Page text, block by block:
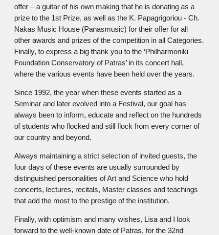
offer – a guitar of his own making that he is donating as a
prize to the 1st Prize, as well as the K. Papagrigoriou - Ch.
Nakas Music House (Panasmusic) for their offer for all
other awards and prizes of the competition in all Categories.
Finally, to express a big thank you to the ‘Philharmoniki
Foundation Conservatory of Patras’ in its concert hall,
where the various events have been held over the years.
Since 1992, the year when these events started as a
Seminar and later evolved into a Festival, our goal has
always been to inform, educate and reflect on the hundreds
of students who flocked and still flock from every corner of
our country and beyond.
Always maintaining a strict selection of invited guests, the
four days of these events are usually surrounded by
distinguished personalities of Art and Science who hold
concerts, lectures, recitals, Master classes and teachings
that add the most to the prestige of the institution.
Finally, with optimism and many wishes, Lisa and I look
forward to the well-known date of Patras, for the 32nd